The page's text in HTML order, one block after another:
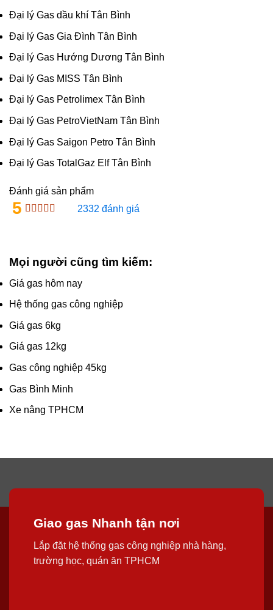
Đại lý Gas dầu khí Tân Bình
Đại lý Gas Gia Đình Tân Bình
Đại lý Gas Hướng Dương Tân Bình
Đại lý Gas MISS Tân Bình
Đại lý Gas Petrolimex Tân Bình
Đại lý Gas PetroVietNam Tân Bình
Đại lý Gas Saigon Petro Tân Bình
Đại lý Gas TotalGaz Elf Tân Bình
Đánh giá sản phẩm
5 2332 đánh giá
Mọi người cũng tìm kiếm:
Giá gas hôm nay
Hệ thống gas công nghiệp
Giá gas 6kg
Giá gas 12kg
Gas công nghiệp 45kg
Gas Bình Minh
Xe nâng TPHCM
Giao gas Nhanh tận nơi
Lắp đặt hệ thống gas công nghiệp nhà hàng,
trường học, quán ăn TPHCM